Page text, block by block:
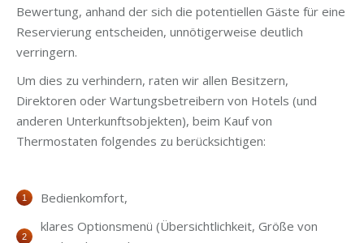
Bewertung, anhand der sich die potentiellen Gäste für eine
Reservierung entscheiden, unnötigerweise deutlich
verringern.
Um dies zu verhindern, raten wir allen Besitzern,
Direktoren oder Wartungsbetreibern von Hotels (und
anderen Unterkunftsobjekten), beim Kauf von
Thermostaten folgendes zu berücksichtigen:
Bedienkomfort,
klares Optionsmenü (Übersichtlichkeit, Größe von